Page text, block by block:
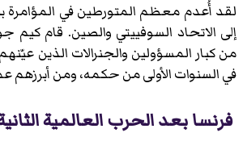
لقد أُعدم معظم المتورطين في المؤامرة
إلى الاتحاد السوفييتي والصين. قام كيم
من كبار المسؤولين والجنرالات الذين
في السنوات الأولى من حكمه، ومن أبرزهم
فرنسا بعد الحرب العالمية